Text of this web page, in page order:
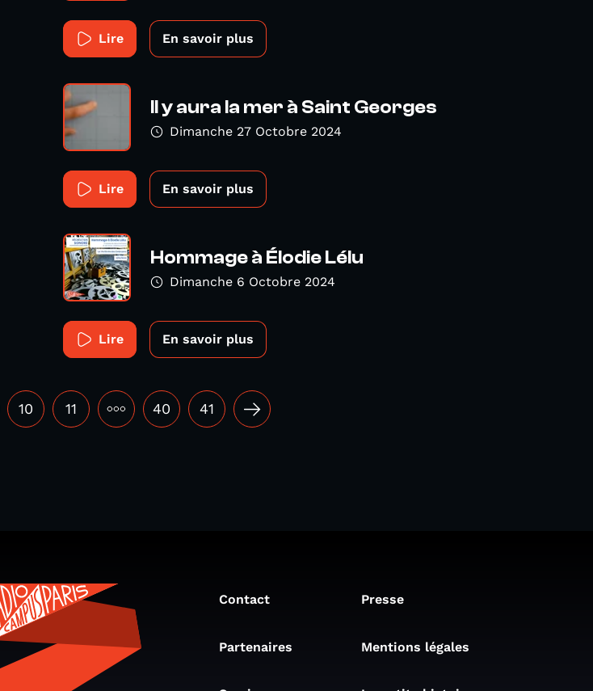
Lire En savoir plus
Il y aura la mer à Saint Georges
Dimanche 27 Octobre 2024
Lire En savoir plus
Hommage à Élodie Lélu
Dimanche 6 Octobre 2024
Lire En savoir plus
10 11 ••• 40 41
Contact Presse
Partenaires Mentions légales